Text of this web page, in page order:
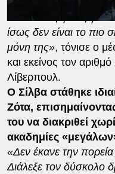
Για τον Αντρέ και τον
σπουδαίος φίλος
ίσως δεν είναι το πιο
μόνη της», τόνισε ο
και εκείνος τον
Λίβερπουλ.
Ο Σίλβα στάθηκε
Ζότα,
του να διακριθεί
ακαδημίες
«Δεν έκανε την
Διάλεξε τον δύσκολο